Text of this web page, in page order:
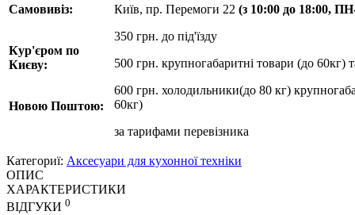
Самовивіз:
Кур'єром по
Києву:
Новою Поштою:
Київ, пр. Перемоги 22 (з 10:00 до 18:00,
350 грн. до під'їзду
500 грн. крупногабаритні товари (до 60кг)
600 грн. холодильники(до 80 кг)
60кг)
за тарифами перевізника
Категориї: Аксесуари для кухонної техніки
ОПИС
ХАРАКТЕРИСТИКИ
ВІДГУКИ 0